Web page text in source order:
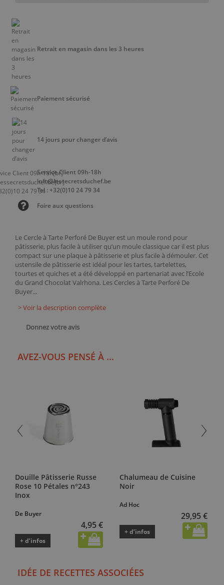
Le Cercle à Tarte Perforé De Buyer est un moule rond pour
pâtisserie, plus facile à utiliser qu’un moule classique car il est plus
compact sur une plaque à pâtisserie et plus facile à démouler. Cet
ustensile de pâtisserie est idéal pour les tartes, tartelettes,
tourtes et quiches et a été développé en partenariat avec l’Ecole
du Grand Chocolat Valrhona. Les Cercles à Tarte Perforé De
Buyer...
> Voir la description complète
Donnez votre avis
Retrait en magasin dans les 3 heures
Paiement sécurisé
14 jours pour changer d’avis
Service Client 09h-18h
info@lessecretsduchef.be
Tel : +32(0)10 24 79 34
Foire aux questions
AVEZ-VOUS PENSÉ À ...
Douille Pâtisserie Russe
Rose 10 Pétales n°243
Inox
De Buyer
4,95 €
+ d’infos
Chalumeau de Cuisine
Noir
Ad Hoc
29,95 €
+ d’infos
IDÉE DE RECETTES ASSOCIÉES